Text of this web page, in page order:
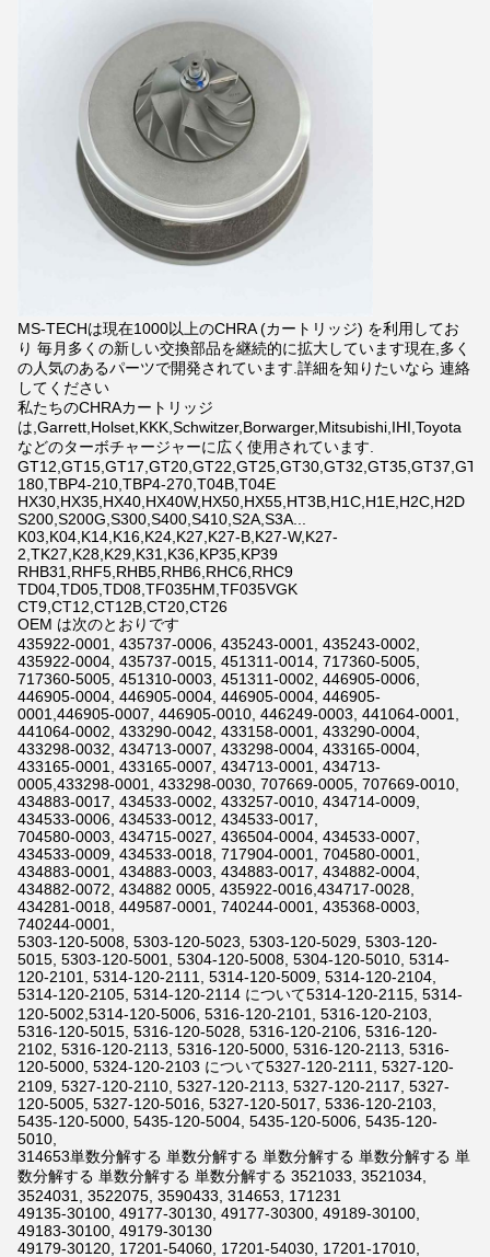
MS-TECHは現在1000以上のCHRA (カートリッジ) を利用してお
り 毎月多くの新しい交換部品を継続的に拡大しています現在,多く
の人気のあるパーツで開発されています.詳細を知りたいなら 連絡
してください
私たちのCHRAカートリッジ
は,Garrett,Holset,KKK,Schwitzer,Borwarger,Mitsubishi,IHI,Toyota
などのターボチャージャーに広く使用されています.
180,TBP4-210,TBP4-270,T04B,T04E
HX30,HX35,HX40,HX40W,HX50,HX55,HT3B,H1C,H1E,H2C,H2D
S200,S200G,S300,S400,S410,S2A,S3A...
K03,K04,K14,K16,K24,K27,K27-B,K27-W,K27-
2,TK27,K28,K29,K31,K36,KP35,KP39
RHB31,RHF5,RHB5,RHB6,RHC6,RHC9
TD04,TD05,TD08,TF035HM,TF035VGK
CT9,CT12,CT12B,CT20,CT26
OEM は次のとおりです
435922-0001, 435737-0006, 435243-0001, 435243-0002,
435922-0004, 435737-0015, 451311-0014, 717360-5005,
717360-5005, 451310-0003, 451311-0002, 446905-0006,
446905-0004, 446905-0004, 446905-0004, 446905-
0001,446905-0007, 446905-0010, 446249-0003, 441064-0001,
441064-0002, 433290-0042, 433158-0001, 433290-0004,
433298-0032, 434713-0007, 433298-0004, 433165-0004,
433165-0001, 433165-0007, 434713-0001, 434713-
0005,433298-0001, 433298-0030, 707669-0005, 707669-0010,
434883-0017, 434533-0002, 433257-0010, 434714-0009,
434533-0006, 434533-0012, 434533-0017,
704580-0003, 434715-0027, 436504-0004, 434533-0007,
434533-0009, 434533-0018, 717904-0001, 704580-0001,
434883-0001, 434883-0003, 434883-0017, 434882-0004,
434882-0072, 434882 0005, 435922-0016,434717-0028,
434281-0018, 449587-0001, 740244-0001, 435368-0003,
740244-0001,
5303-120-5008, 5303-120-5023, 5303-120-5029, 5303-120-
5015, 5303-120-5001, 5304-120-5008, 5304-120-5010, 5314-
120-2101, 5314-120-2111, 5314-120-5009, 5314-120-2104,
5314-120-2105, 5314-120-2114 について5314-120-2115, 5314-
120-5002,5314-120-5006, 5316-120-2101, 5316-120-2103,
5316-120-5015, 5316-120-5028, 5316-120-2106, 5316-120-
2102, 5316-120-2113, 5316-120-5000, 5316-120-2113, 5316-
120-5000, 5324-120-2103 について5327-120-2111, 5327-120-
2109, 5327-120-2110, 5327-120-2113, 5327-120-2117, 5327-
120-5005, 5327-120-5016, 5327-120-5017, 5336-120-2103,
5435-120-5000, 5435-120-5004, 5435-120-5006, 5435-120-
5010,
314653単数分解する 単数分解する 単数分解する 単数分解する 単
数分解する 単数分解する 単数分解する 3521033, 3521034,
3524031, 3522075, 3590433, 314653, 171231
49135-30100, 49177-30130, 49177-30300, 49189-30100,
49183-30100, 49179-30130
49179-30120, 17201-54060, 17201-54030, 17201-17010,